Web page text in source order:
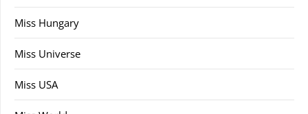
Miss Hungary
Miss Universe
Miss USA